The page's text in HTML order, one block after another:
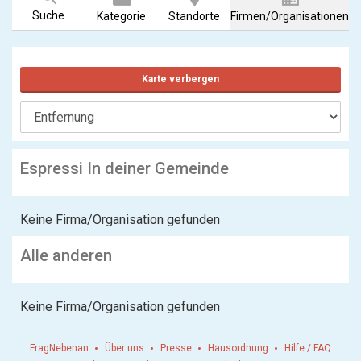
Suche Kategorie Standorte Firmen/Organisationen
Karte verbergen
Espressi In deiner Gemeinde
Keine Firma/Organisation gefunden
Alle anderen
Keine Firma/Organisation gefunden
FragNebenan Über uns Presse Hausordnung
Hilfe / FAQ